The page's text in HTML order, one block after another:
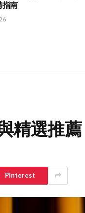
指南
精選推薦
Pinterest